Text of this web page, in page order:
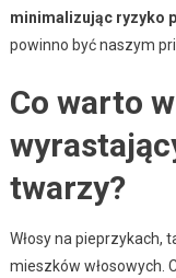
minimalizując ryzyko
powinno być naszym
Co warto
twarzy?
Włosy na pieprzykach,
mieszków włosowych.